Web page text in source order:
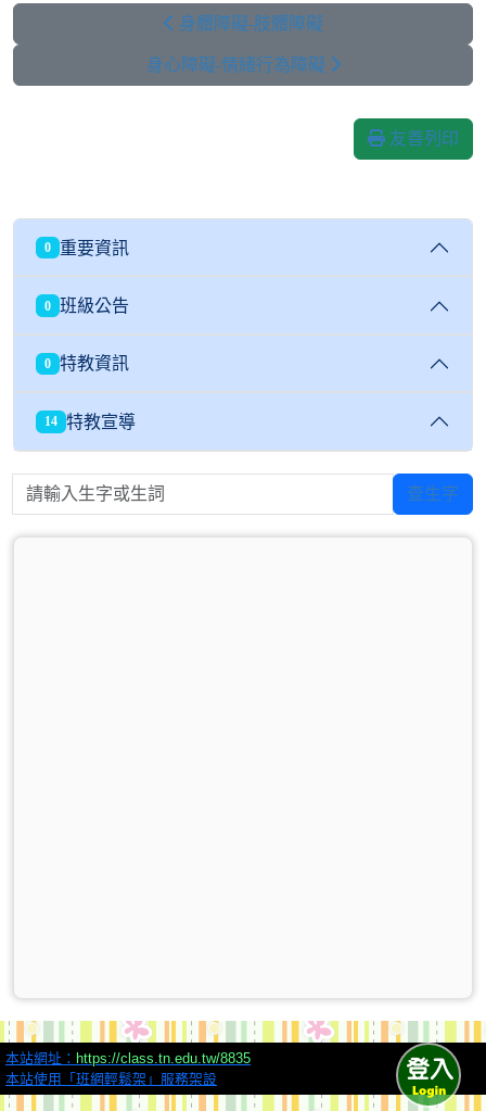
身體障礙-肢體障礙
身心障礙-情緒行為障礙
友善列印
0 重要資訊
0 班級公告
0 特教資訊
14 特教宣導
請輸入生字或生詞 查生字
本站網址： https://class.tn.edu.tw/8835
本站使用「班網輕鬆架」服務架設